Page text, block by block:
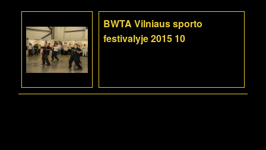
BWTA Vilniaus sporto
festivalyje 2015 10